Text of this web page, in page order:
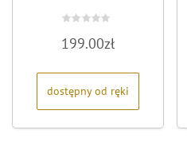
0
na
199.00zł
dostępny od ręki